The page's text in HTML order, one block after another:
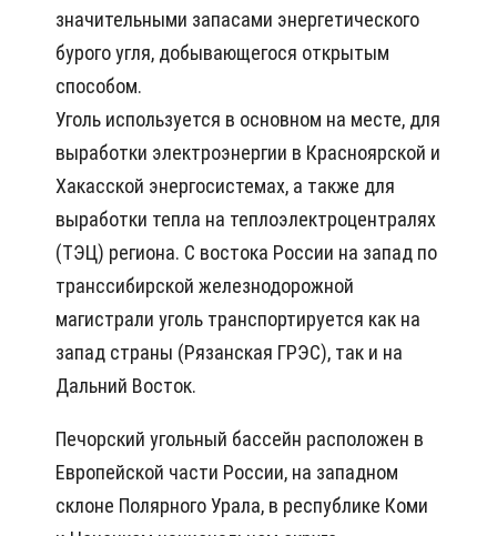
значительными запасами энергетического
бурого угля, добывающегося открытым
способом.
Уголь используется в основном на месте, для
выработки электроэнергии в Красноярской и
Хакасской энергосистемах, а также для
выработки тепла на теплоэлектроцентралях
(ТЭЦ) региона. С востока России на запад по
транссибирской железнодорожной
магистрали уголь транспортируется как на
запад страны (Рязанская ГРЭС), так и на
Дальний Восток.
Печорский угольный бассейн расположен в
Европейской части России, на западном
склоне Полярного Урала, в республике Коми